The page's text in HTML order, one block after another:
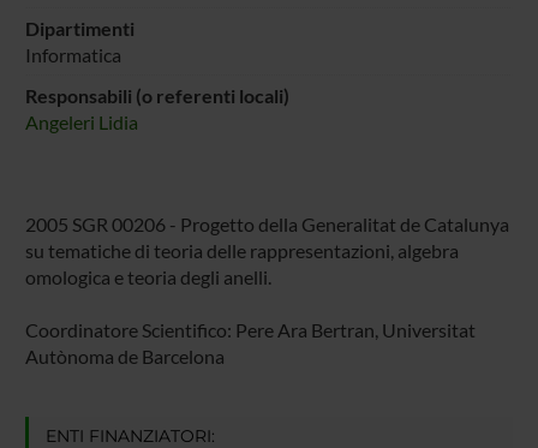
Dipartimenti
Informatica
Responsabili (o referenti locali)
Angeleri Lidia
2005 SGR 00206 - Progetto della Generalitat de Catalunya
su tematiche di teoria delle rappresentazioni, algebra
omologica e teoria degli anelli.
Coordinatore Scientifico: Pere Ara Bertran, Universitat
Autònoma de Barcelona
ENTI FINANZIATORI: